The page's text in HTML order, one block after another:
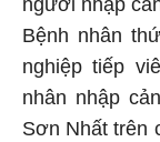
Bệnh nhân
nghiệp tiếp
nhân nhập
Sơn Nhất trên